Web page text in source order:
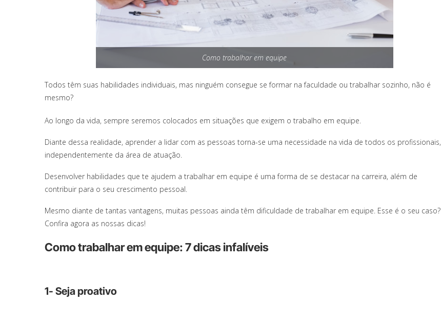
Como trabalhar em equipe
Todos têm suas habilidades individuais, mas ninguém consegue se formar na faculdade ou trabalhar sozinho, não é
mesmo?
Ao longo da vida, sempre seremos colocados em situações que exigem o trabalho em equipe.
Diante dessa realidade, aprender a lidar com as pessoas torna-se uma necessidade na vida de todos os profissionais,
independentemente da área de atuação.
Desenvolver habilidades que te ajudem a trabalhar em equipe é uma forma de se destacar na carreira, além de
contribuir para o seu crescimento pessoal.
Mesmo diante de tantas vantagens, muitas pessoas ainda têm dificuldade de trabalhar em equipe. Esse é o seu caso?
Confira agora as nossas dicas!
Como trabalhar em equipe: 7 dicas infalíveis
1- Seja proativo